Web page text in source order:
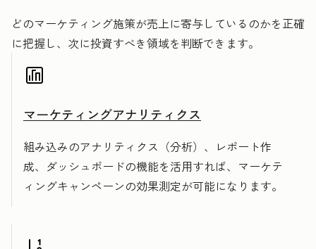
どのマーケティング施策が売上に寄与しているのかを正確
に把握し、次に投資すべき領域を判断できます。
マーケティングアナリティクス
組み込みのアナリティクス（分析）、レポート作
成、ダッシュボードの機能を活用すれば、マーケテ
ィングキャンペーンの効果測定が可能になります。